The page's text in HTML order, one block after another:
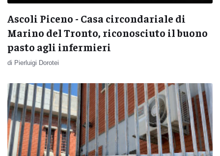
Ascoli Piceno - Casa circondariale di
Marino del Tronto, riconosciuto il buono
pasto agli infermieri
di Pierluigi Dorotei